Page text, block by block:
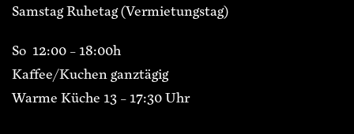
Samstag Ruhetag (Vermietungstag)
So 12:00 – 18:00h
Kaffee/Kuchen ganztägig
Warme Küche 13 – 17:30 Uhr